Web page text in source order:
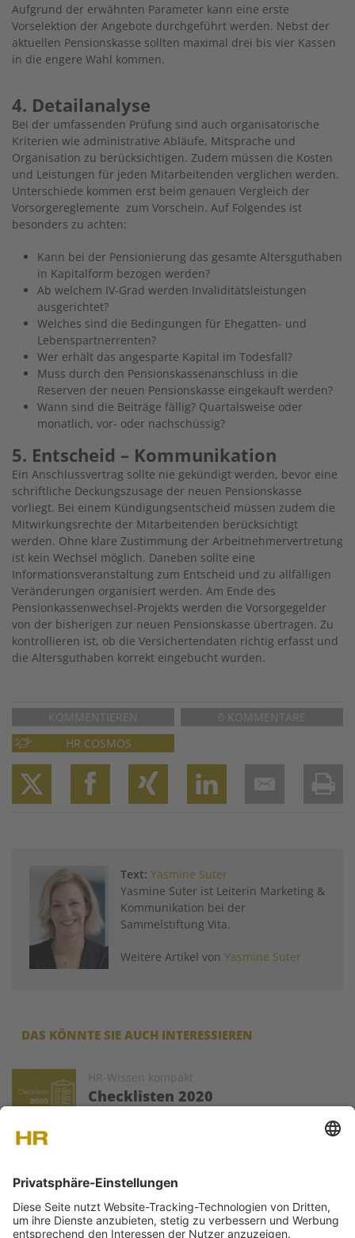
Aufgrund der erwähnten Parameter kann eine erste
Vorselektion der Angebote durchgeführt werden. Nebst der
aktuellen Pensionskasse sollten maximal drei bis vier Kassen
in die engere Wahl kommen.
4. Detailanalyse
Bei der umfassenden Prüfung sind auch organisatorische
Kriterien wie administrative Abläufe, Mitsprache und
Organisation zu berücksichtigen. Zudem müssen die Kosten
und Leistungen für jeden Mitarbeitenden verglichen werden.
Unterschiede kommen erst beim genauen Vergleich der
Vorsorgereglemente zum Vorschein. Auf Folgendes ist
besonders zu achten:
Kann bei der Pensionierung das gesamte Altersguthaben
in Kapitalform bezogen werden?
Ab welchem IV-Grad werden Invaliditätsleistungen
ausgerichtet?
Welches sind die Bedingungen für Ehegatten- und
Lebenspartnerrenten?
Wer erhält das angesparte Kapital im Todesfall?
Muss durch den Pensionskassenanschluss in die
Reserven der neuen Pensionskasse eingekauft werden?
Wann sind die Beiträge fällig? Quartalsweise oder
monatlich, vor- oder nachschüssig?
5. Entscheid – Kommunikation
Ein Anschlussvertrag sollte nie gekündigt werden, bevor eine
schriftliche Deckungszusage der neuen Pensionskasse
vorliegt. Bei einem Kündigungsentscheid müssen zudem die
Mitwirkungsrechte der Mitarbeitenden berücksichtigt
werden. Ohne klare Zustimmung der Arbeitnehmervertretung
ist kein Wechsel möglich. Daneben sollte eine
Informationsveranstaltung zum Entscheid und zu allfälligen
Veränderungen organisiert werden. Am Ende des
Pensionkassenwechsel-Projekts werden die Vorsorgegelder
von der bisherigen zur neuen Pensionskasse übertragen. Zu
kontrollieren ist, ob die Versichertendaten richtig erfasst und
die Altersguthaben korrekt eingebucht wurden.
KOMMENTIEREN
0 KOMMENTARE
HR COSMOS
TwitterFacebook
XINGLinkedIn
Email
Text: Yasmine Suter
Yasmine Suter ist Leiterin Marketing &
Kommunikation bei der
Sammelstiftung Vita.
Weitere Artikel von Yasmine Suter
DAS KÖNNTE SIE AUCH INTERESSIEREN
HR-Wissen kompakt
Checklisten 2020
Fachartikel zu ausgewählten Problemstellungen
der HR-Welt. Die Texte werden von ausgewiesenen Experten